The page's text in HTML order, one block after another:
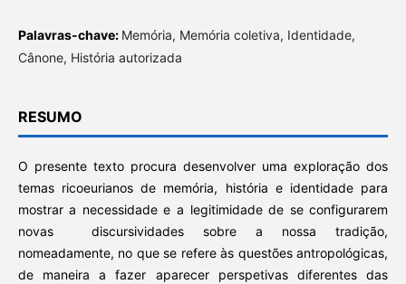
Palavras-chave: Memória, Memória coletiva, Identidade,
Cânone, História autorizada
RESUMO
O presente texto procura desenvolver uma exploração dos
temas ricoeurianos de memória, história e identidade para
mostrar a necessidade e a legitimidade de se configurarem
novas discursividades sobre a nossa tradição,
nomeadamente, no que se refere às questões antropológicas,
de maneira a fazer aparecer perspetivas diferentes das